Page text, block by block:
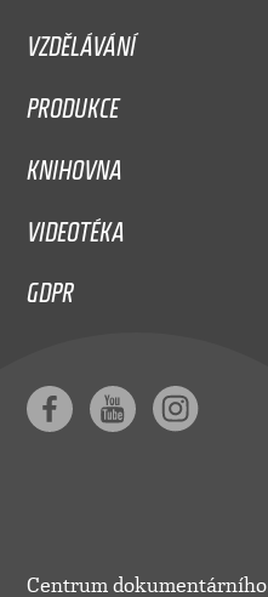
VZDĚLÁVÁNÍ
PRODUKCE
KNIHOVNA
VIDEOTÉKA
GDPR
Centrum